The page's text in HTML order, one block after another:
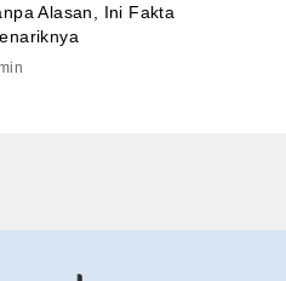
Alasan, Ini Fakta